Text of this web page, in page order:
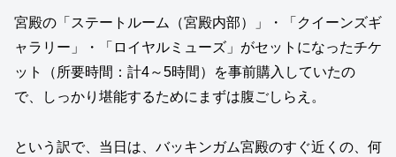
宮殿の「ステートルーム（宮殿内部）」・「クイーンズギ
ャラリー」・「ロイヤルミューズ」がセットになったチケ
ット（所要時間：計4～5時間）を事前購入していたの
で、しっかり堪能するためにまずは腹ごしらえ。
という訳で、当日は、バッキンガム宮殿のすぐ近くの、何